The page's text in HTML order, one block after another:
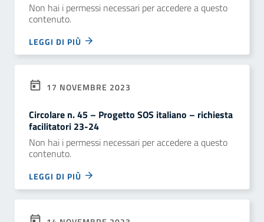
Non hai i permessi necessari per accedere a questo
contenuto.
LEGGI DI PIÙ
17 NOVEMBRE 2023
Circolare n. 45 – Progetto SOS italiano – richiesta
facilitatori 23-24
Non hai i permessi necessari per accedere a questo
contenuto.
LEGGI DI PIÙ